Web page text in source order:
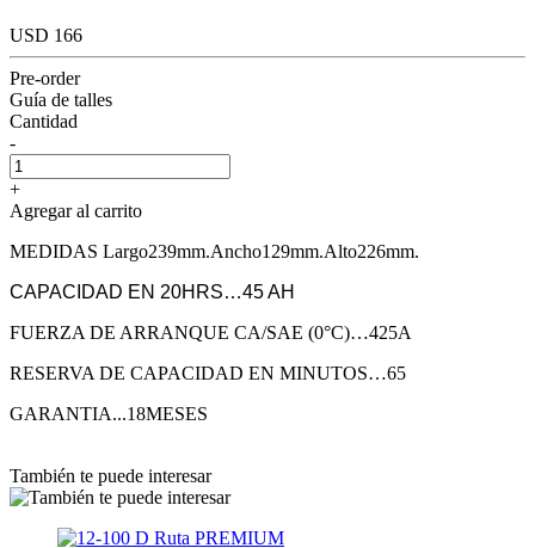
USD 166
Pre-order
Guía de talles
Cantidad
-
+
Agregar al carrito
MEDIDAS Largo239mm.Ancho129mm.Alto226mm.
CAPACIDAD EN 20HRS…45 AH
FUERZA DE ARRANQUE CA/SAE (0°C)…425A
RESERVA DE CAPACIDAD EN MINUTOS…65
GARANTIA...18MESES
También te puede interesar